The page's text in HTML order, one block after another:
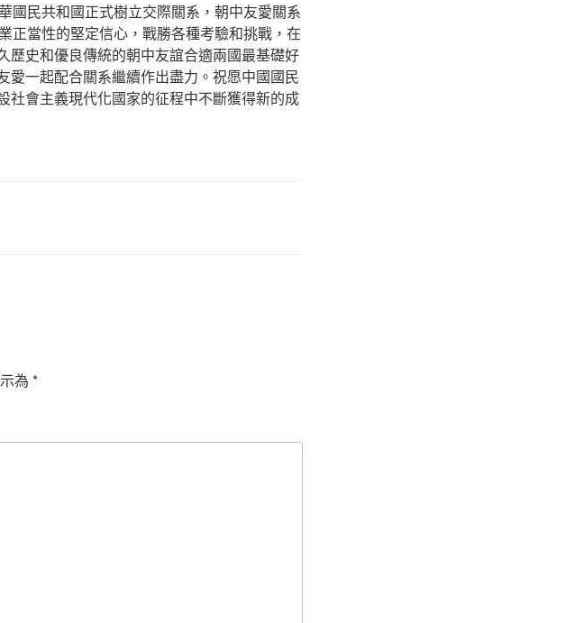
國民共和國正式樹立交際關系，朝中友愛關系
正當性的堅定信心，戰勝各種考驗和挑戰，在
歷史和優良傳統的朝中友誼合適兩國最基礎好
愛一起配合關系繼續作出盡力。祝愿中國國民
社會主義現代化國家的征程中不斷獲得新的成
為 *